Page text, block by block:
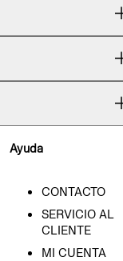
Ayuda
CONTACTO
SERVICIO AL
CLIENTE
MI CUENTA